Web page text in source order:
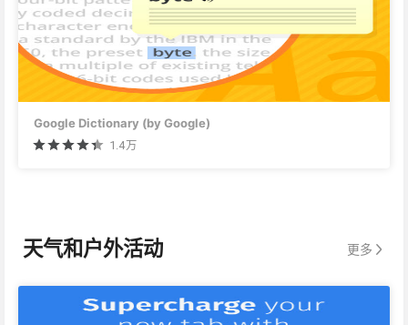
Google Dictionary (by Google)
1.4万
天气和户外活动 更多